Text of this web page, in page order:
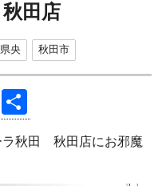
田店
県央 秋田市
Pi
er
有
ラ秋田 秋田店にお邪魔